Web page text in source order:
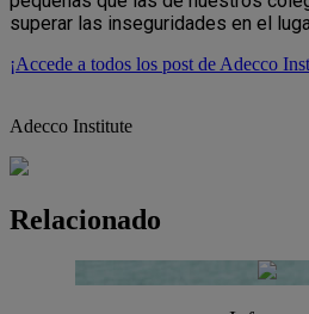
superar las inseguridades en el
¡Accede a todos los post de Adecco
Adecco Institute
Relacionado